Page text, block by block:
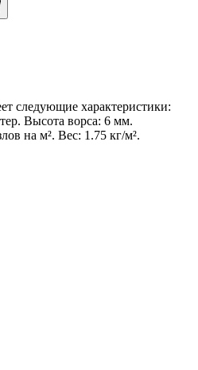
следующие характеристики:
Высота ворса: 6 мм.
на м². Вес: 1.75 кг/м².